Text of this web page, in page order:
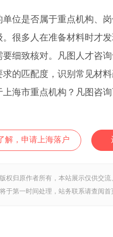
是否属于重点机构、岗
很多人在准备材料时才
细致核对。凡图人才咨
的匹配度，识别常见材料
市重点机构？凡图咨询
解，申请上海落户
权归原作者所有，本站展示仅供交
第一时间处理，站务联系请查阅首